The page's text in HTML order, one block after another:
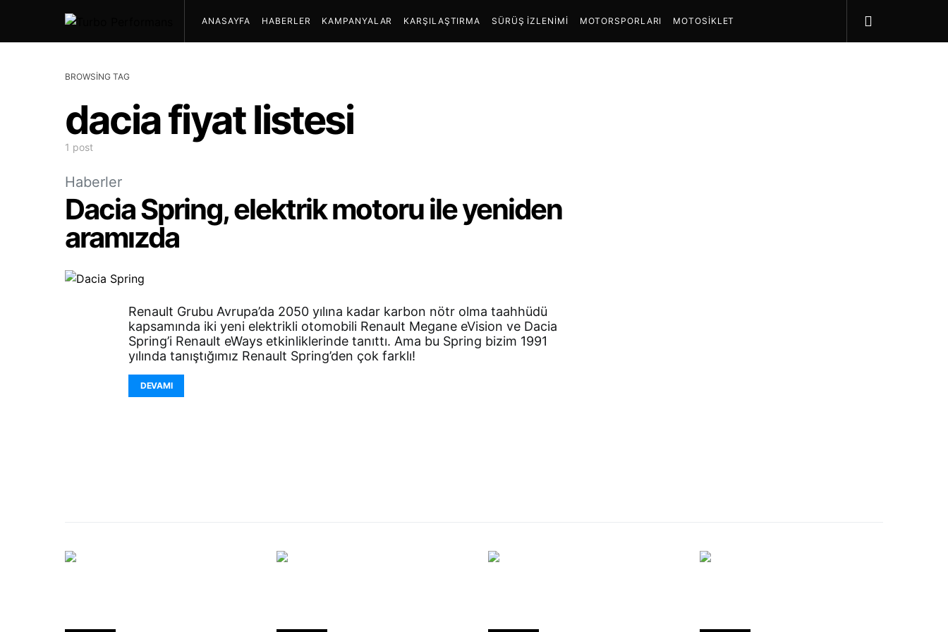
ANASAYFA HABERLER KAMPANYALAR KARŞILAŞTIRMA SÜRÜŞ İZLENIMI MOTORSPORLARI MOTOSIKLET
BROWSING TAG
dacia fiyat listesi
1 post
Haberler
Dacia Spring, elektrik motoru ile yeniden
aramızda
Renault Grubu Avrupa’da 2050 yılına kadar karbon nötr olma taahhüdü
kapsamında iki yeni elektrikli otomobili Renault Megane eVision ve Dacia
Spring’i Renault eWays etkinliklerinde tanıttı. Ama bu Spring bizim 1991
yılında tanıştığımız Renault Spring’den çok farklı!
DEVAMI